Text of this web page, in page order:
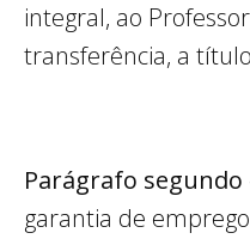
integral, ao
transferência, a
Parágrafo segundo
garantia de